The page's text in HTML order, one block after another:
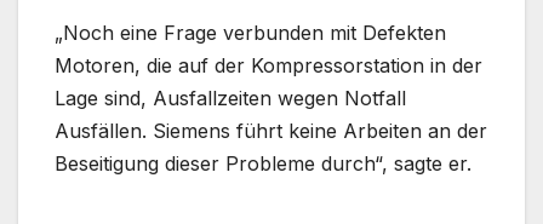
„Noch eine Frage verbunden mit Defekten
Motoren, die auf der Kompressorstation in der
Lage sind, Ausfallzeiten wegen Notfall
Ausfällen. Siemens führt keine Arbeiten an der
Beseitigung dieser Probleme durch“, sagte er.